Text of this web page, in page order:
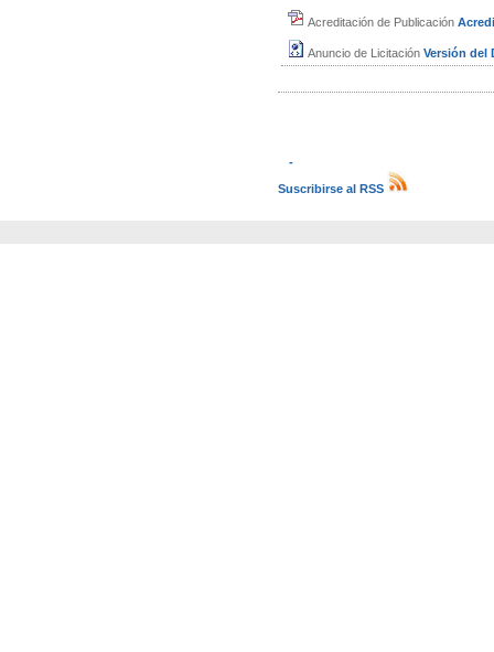
Acreditación de Publicación
Anuncio de Licitación Versión del
-
Suscribirse al RSS